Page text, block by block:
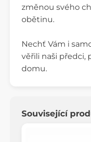
změnou svého
obětinu.
Nechť Vám i
věřili naši předci,
domu.
Související